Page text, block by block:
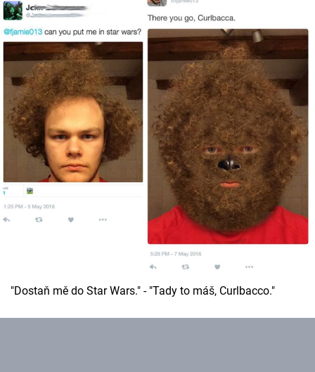
"Dostaň mě do Star Wars." - "Tady to máš, Curlbacco."